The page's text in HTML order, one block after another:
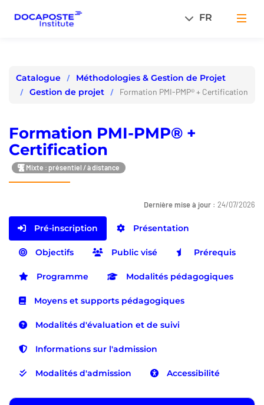
FR
Catalogue
Méthodologies & Gestion de Projet
Gestion de projet
Formation PMI-PMP® + Certification
Formation PMI-PMP® +
Certification
Mixte : présentiel / à distance
Dernière mise à jour : 24/07/2026
Pré-inscription Présentation
Objectifs Public visé Prérequis
Programme Modalités pédagogiques
Moyens et supports pédagogiques
Modalités d'évaluation et de suivi
Informations sur l'admission
Modalités d'admission Accessibilité